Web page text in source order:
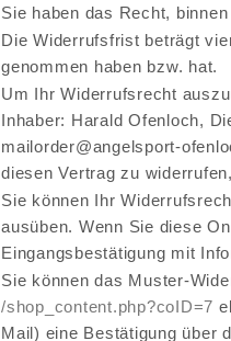
Sie haben das Recht,
Die Widerrufsfrist beträgt
genommen haben bzw. hat.
Um Ihr Widerrufsrecht
Inhaber: Harald Ofenloch,
mailorder@angelsport-
diesen Vertrag zu
Sie können Ihr
ausüben. Wenn Sie diese
Eingangsbestätigung mit
Sie können das Muster-
/shop_content.php?coID=7
Mail) eine Bestätigung über